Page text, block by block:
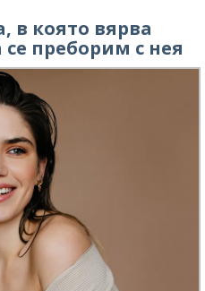
в която вярва
преборим с нея